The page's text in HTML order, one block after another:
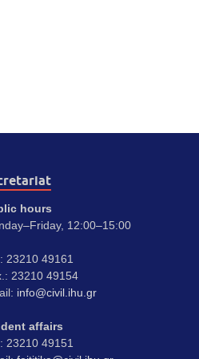
hours
12:00–15:00
23210 49161
23210 49154
info@civil.ihu.gr
affairs
23210 49151